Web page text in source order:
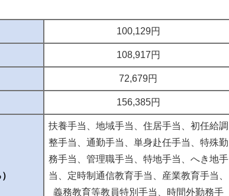
100,129円
108,917円
72,679円
156,385円
扶養手当、地域手当、住居手当、初任給調
整手当、通勤手当、単身赴任手当、特殊勤
務手当、管理職手当、特地手当、へき地手
当、定時制通信教育手当、産業教育手当、
義務教育等教員特別手当、時間外勤務手